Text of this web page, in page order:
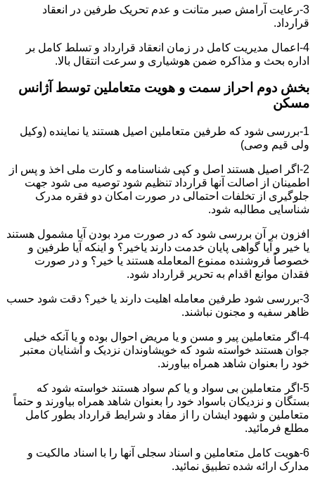
3-رعایت آرامش صبر متانت و عدم تحریک طرفین در انعقاد
قرارداد.
4-اعمال مدیریت کامل در زمان انعقاد قرارداد و تسلط کامل بر
اداره بحث و مذاکره ضمن هوشیاری و سرعت انتقال بالا.
بخش دوم احراز سمت و هویت متعاملین توسط آژانس
مسکن
1-بررسی شود که طرفین متعاملین اصیل هستند یا نماینده (وکیل
ولی قیم وصی)
2-اگر اصیل هستند اصل و کپی شناسنامه و کارت ملی اخذ و پس از
اطمینان از اصالت آنها قرارداد تنظیم شود توصیه می شود جهت
جلوگیری از تخلفات احتمالی در صورت امکان دو فقره مدرک
شناسایی مطالبه شود.
افزون بر آن بررسی شود که در صورت مرد بودن آیا مشمول هستند
یا خیر و آیا گواهی پایان خدمت دارند یاخیر؟ و اینکه آیا طرفین و
خصوصاً فروشنده ممنوع المعامله هستند یا خیر؟ و در صورت
فقدان موانع اقدام به تحریر قرارداد شود.
3-بررسی شود طرفین معامله اهلیت دارند یا خیر؟ دقت شود حسب
ظاهر سفیه و مجنون نباشند.
4-اگر متعاملین پیر و مسن و یا مریض احوال بوده و یا آنکه خیلی
جوان هستند خواسته شود که خویشاوندان نزدیک و آشنایان معتبر
خود را بعنوان شاهد همراه بیاورند.
5-اگر متعاملین بی سواد و یا کم سواد هستند خواسته شود که
بستگان و نزدیکان باسواد خود را بعنوان شاهد همراه بیاورند و حتماً
متعاملین و شهود ایشان را از مفاد و شرایط قرارداد بطور کامل
مطلع فرمائید.
6-هویت کامل متعاملین و اسناد سجلی آنها را با اسناد مالکیت و
مدارک ارائه شده تطبیق نمائید.